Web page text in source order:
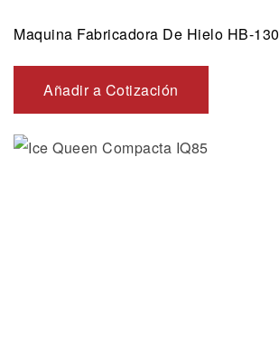
Maquina Fabricadora De Hielo HB-130
Añadir a Cotización